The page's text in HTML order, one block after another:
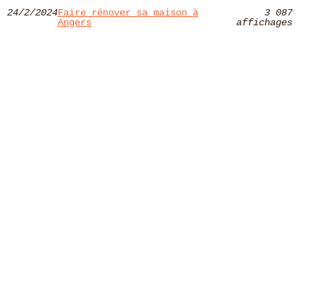
24/2/2024Faire rénover sa maison à
Angers
3 087
affichages